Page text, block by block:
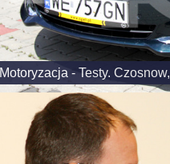
Motoryzacja - Testy.